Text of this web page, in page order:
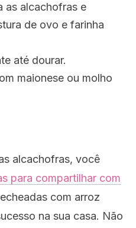
as alcachofras e
de ovo e farinha
até dourar.
maionese ou molho
alcachofras, você
para compartilhar com
com arroz
na sua casa. Não